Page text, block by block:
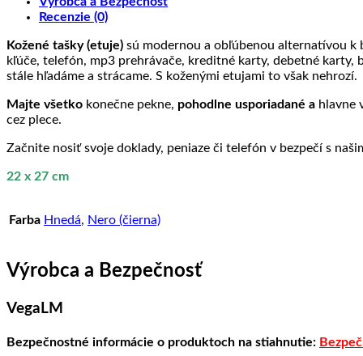
GSM
ani
RF
Recenzie (0)
Kožené tašky (etuje) sú modernou a obľúbenou alternatívou k
kľúče, telefón, mp3 prehrávače, kreditné karty, debetné
stále hľadáme a strácame. S koženými etujami to však nehrozí.
Majte všetko konečne pekne, pohodlne usporiadané a hlavne
cez plece.
Začnite nosiť svoje doklady, peniaze či telefón v bezpečí s
22 x 27 cm
Farba Hnedá, Nero (čierna)
Výrobca a Bezpečnosť
VegaLM
Bezpečnostné informácie o produktoch na stiahnutie: